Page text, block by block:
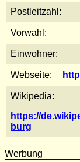
Postleitzahl:
Vorwahl:
Einwohner:
Webseite:
Wikipedia:
https://
burg
Werbung